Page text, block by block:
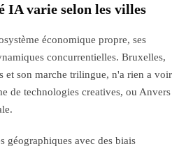
varie selon les villes
économique propre, ses
concurrentielles. Bruxelles,
et son marche trilingue, n'a rien a voir
de technologies creatives, ou Anvers
géographiques avec des biais